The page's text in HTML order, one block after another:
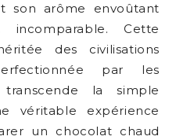
son arôme envoûtant
Cette
des civilisations
par les
transcende la simple
véritable expérience
un chocolat chaud